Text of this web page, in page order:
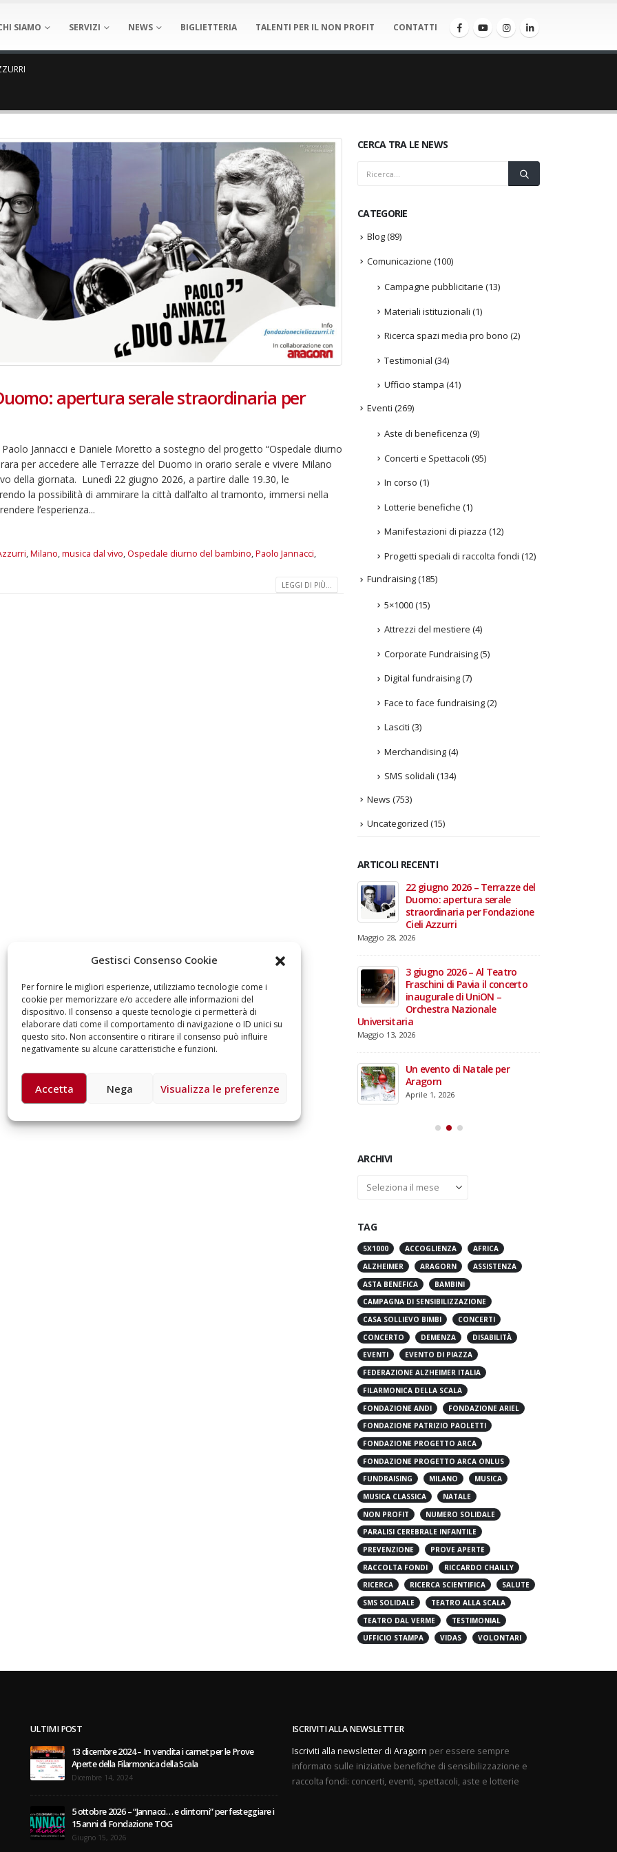
Gestisci Consenso Cookie
Per fornire le migliori esperienze, utilizziamo tecnologie come i
cookie per memorizzare e/o accedere alle informazioni del
dispositivo. Il consenso a queste tecnologie ci permetterà di
elaborare dati come il comportamento di navigazione o ID unici su
questo sito. Non acconsentire o ritirare il consenso può influire
negativamente su alcune caratteristiche e funzioni.
Accetta Nega Visualizza le preferenze
SIAMO SERVIZI NEWS BIGLIETTERIA TALENTI PER IL NON PROFIT CONTATTI
apertura serale straordinaria per
Jannacci e Daniele Moretto a sostegno del progetto “Ospedale diurno
per accedere alle Terrazze del Duomo in orario serale e vivere Milano
della giornata. Lunedì 22 giugno 2026, a partire dalle 19.30, le
la possibilità di ammirare la città dall’alto al tramonto, immersi nella
l’esperienza...
,Milano,musica dal vivo,Ospedale diurno del bambino,Paolo Jannacci,
LEGGI DI PIÙ...
CERCA TRA LE NEWS
CATEGORIE
Blog(89)
Comunicazione (100)
Campagne pubblicitarie (13)
Materiali istituzionali (1)
Ricerca spazi media pro bono (2)
Testimonial (34)
Ufficio stampa (41)
Eventi (269)
Aste di beneficenza (9)
Concerti e Spettacoli (95)
In corso (1)
Lotterie benefiche (1)
Manifestazioni di piazza (12)
Progetti speciali di raccolta fondi (12)
Fundraising(185)
5×1000(15)
Attrezzi del mestiere (4)
Corporate Fundraising(5)
Digital fundraising(7)
Face to face fundraising(2)
Lasciti (3)
Merchandising(4)
SMS solidali (134)
News (753)
Uncategorized (15)
ARTICOLI RECENTI
17, 2026
5 ottobre 2026 – “Jannacci… e
anni di Fondazione TOG
Giugno 15, 2026
18 e 19 dicembre 2026 –
Doppio gospel benefico per
22 giugno 2026 – Terrazze del
Duomo: apertura serale
straordinaria per Fondazione
Cieli Azzurri
Maggio 28, 2026
3 giugno 2026 – Al Teatro
Fraschini di Pavia il concerto
inaugurale di UniON –
Orchestra Nazionale
Universitaria
Maggio 13, 2026
Un evento di Natale per
Aragorn
Aprile 1, 2026
ARCHIVI
Archivi
TAG
5X1000 ACCOGLIENZA
AFRICA
ALZHEIMER
ARAGORN
ASSISTENZA
ASTA BENEFICA
BAMBINI
CAMPAGNA DI SENSIBILIZZAZIONE
CASA SOLLIEVO BIMBI
CONCERTI
CONCERTO
DEMENZA
DISABILITÀ
EVENTI
EVENTO DI PIAZZA
FEDERAZIONE ALZHEIMER ITALIA
FILARMONICA DELLA SCALA
FONDAZIONE ANDI
FONDAZIONE ARIEL
FONDAZIONE PATRIZIO PAOLETTI
FONDAZIONE PROGETTO ARCA
FONDAZIONE PROGETTO ARCA ONLUS
FUNDRAISING
MILANO
MUSICA
MUSICA CLASSICA
NATALE
NON PROFIT
NUMERO SOLIDALE
PARALISI CEREBRALE INFANTILE
PREVENZIONE
PROVE APERTE
RACCOLTA FONDI
RICCARDO CHAILLY
RICERCA
RICERCA SCIENTIFICA
SALUTE
SMS SOLIDALE
TEATRO ALLA SCALA
TEATRO DAL VERME
TESTIMONIAL
UFFICIO STAMPA
VIDAS VOLONTARI
ULTIMI POST
13 dicembre 2024 – In vendita i carnet per le Prove
Aperte della Filarmonica della Scala
Dicembre 14, 2024
5 ottobre 2026 – “Jannacci… e dintorni” per festeggiare i
15 anni di Fondazione TOG
Giugno 15, 2026
ISCRIVITI ALLA NEWSLETTER
Iscriviti alla newsletter di Aragorn per essere sempre
informato sulle iniziative benefiche di sensibilizzazione e
raccolta fondi: concerti, eventi, spettacoli, aste e lotterie